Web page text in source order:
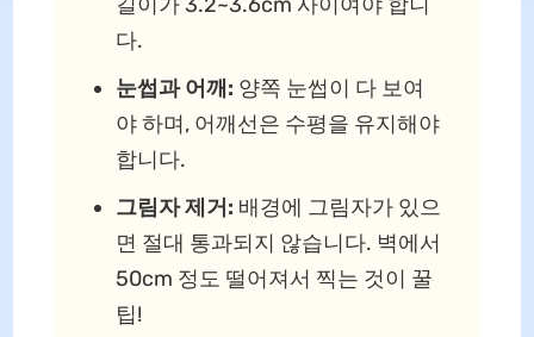
길이가 3.2~3.6cm 사이여야 합니
다.
눈썹과 어깨: 양쪽 눈썹이 다 보여
야 하며, 어깨선은 수평을 유지해야
합니다.
그림자 제거: 배경에 그림자가 있으
면 절대 통과되지 않습니다. 벽에서
50cm 정도 떨어져서 찍는 것이 꿀
팁!